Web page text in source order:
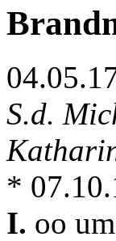
S.d.
*
I. oo